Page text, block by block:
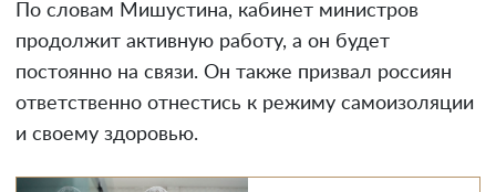
По словам Мишустина, кабинет министров
продолжит активную работу, а он будет
постоянно на связи. Он также призвал россиян
ответственно отнестись к режиму самоизоляции
и своему здоровью.